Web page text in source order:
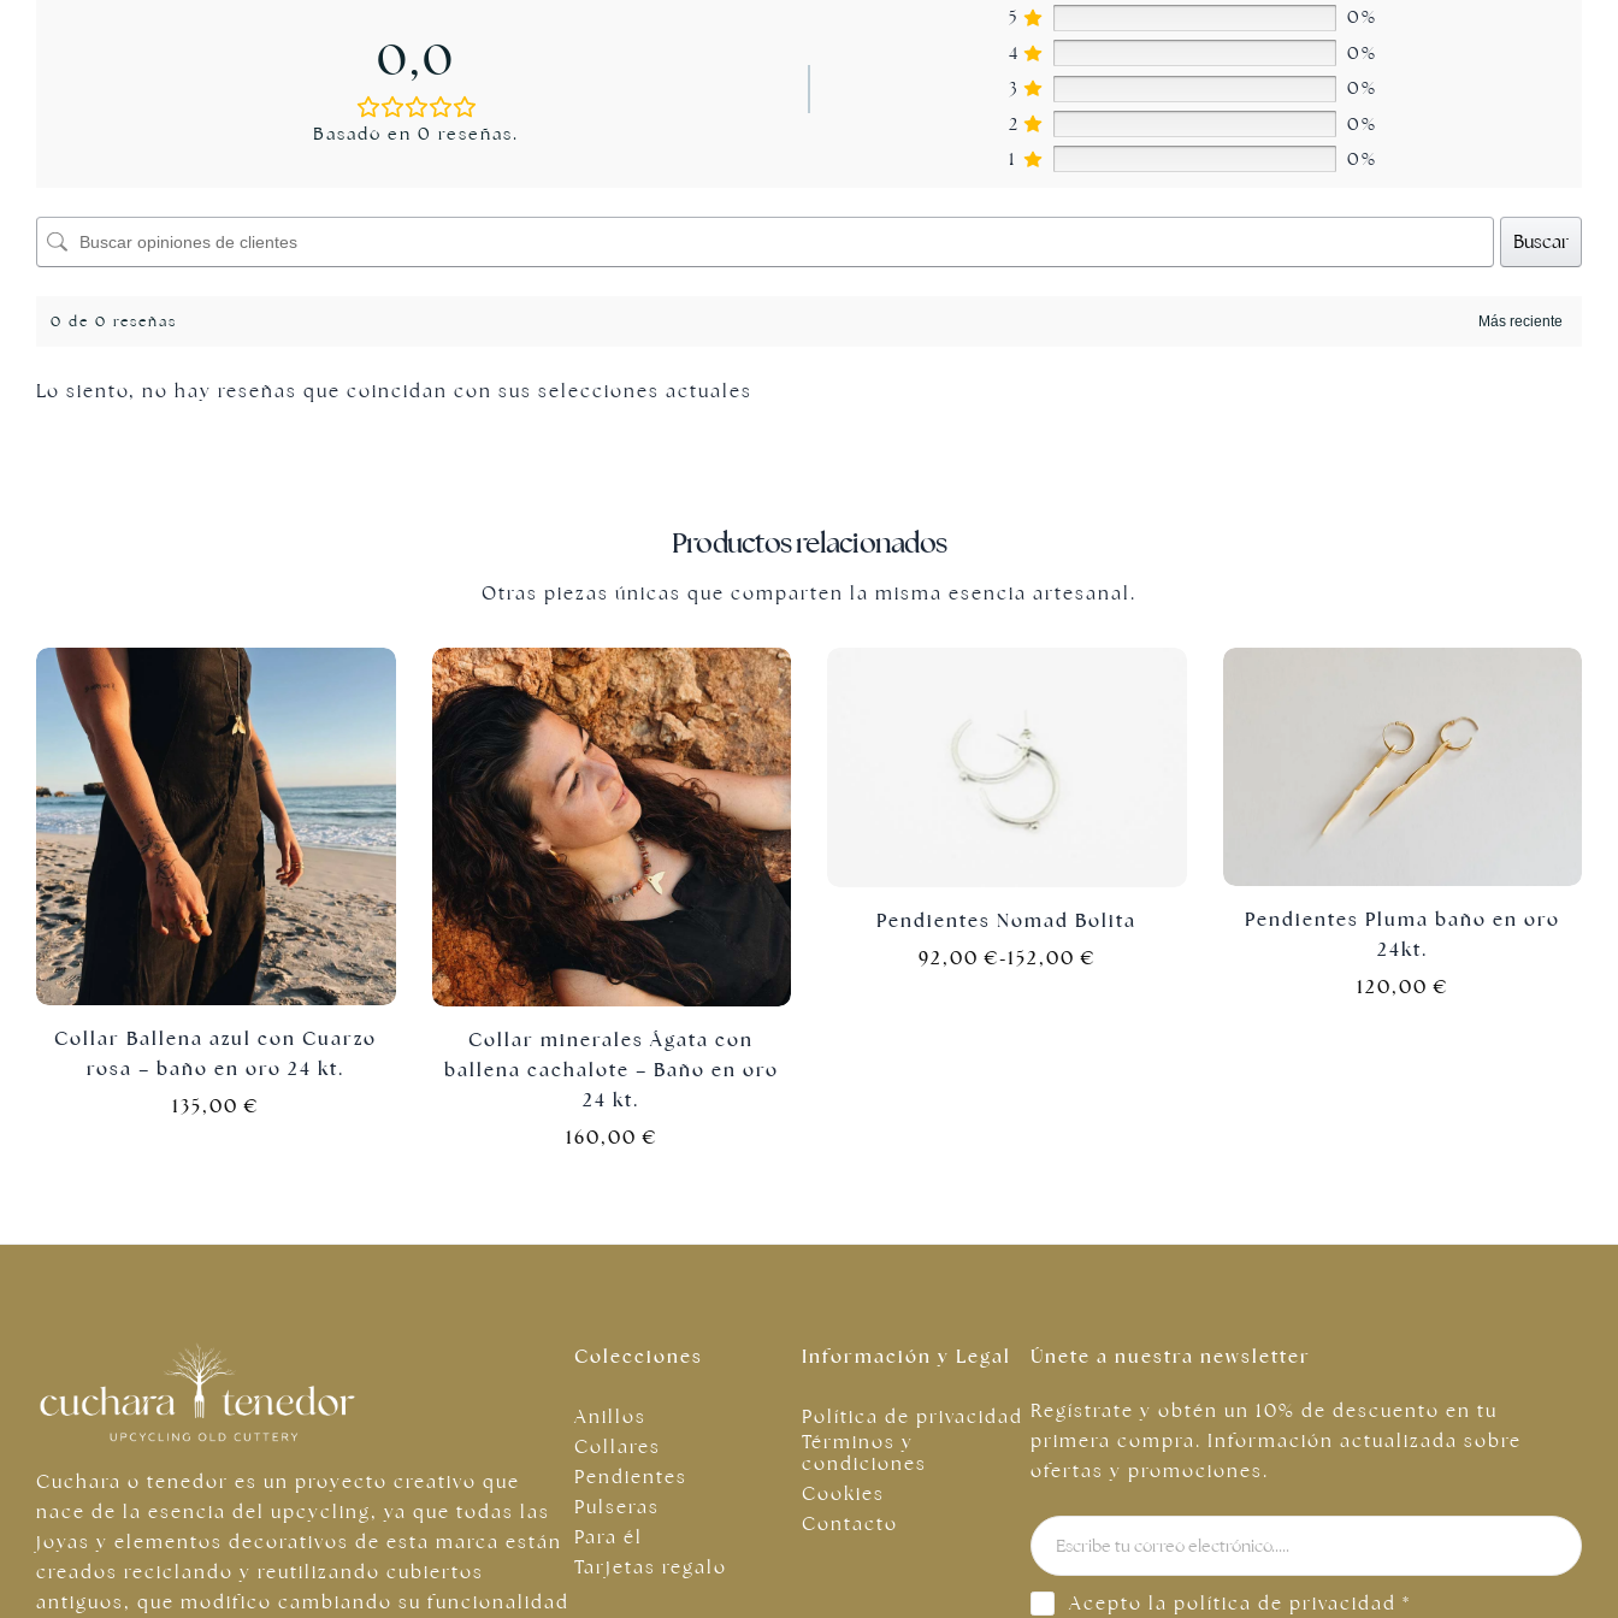
0,0
Basado en 0 reseñas.
5
0%
4
0%
3
0%
2
0%
1
0%
Buscar
0 de 0 reseñas
Lo siento, no hay reseñas que coincidan con sus selecciones actuales
Productos relacionados
Otras piezas únicas que comparten la misma esencia artesanal.
Collar Ballena azul con Cuarzo
rosa – baño en oro 24 kt.
135,00€
Collar minerales Ágata con
ballena cachalote – Baño en oro
24 kt.
160,00€
Pendientes Nomad Bolita
92,00€-152,00€
Pendientes Pluma baño en oro
24kt.
120,00€
Cuchara o tenedor es un proyecto creativo que
nace de la esencia del upcycling, ya que todas las
joyas y elementos decorativos de esta marca están
creados reciclando y reutilizando cubiertos
antiguos, que modifico cambiando su funcionalidad
Colecciones
Anillos
Collares
Pendientes
Pulseras
Para él
Tarjetas regalo
Información y Legal
Política de privacidad
Términos y
condiciones
Cookies
Contacto
Únete a nuestra newsletter
Regístrate y obtén un 10% de descuento en tu
primera compra. Información actualizada sobre
ofertas y promociones.
Acepto lapolítica de privacidad *